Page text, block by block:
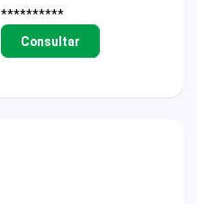
**********
Consultar